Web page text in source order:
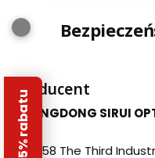
Producent
GUANGDONG SIRUI
528458 The Third